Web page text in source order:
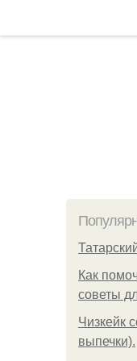
Как
советы
Чизкейк
выпечки).